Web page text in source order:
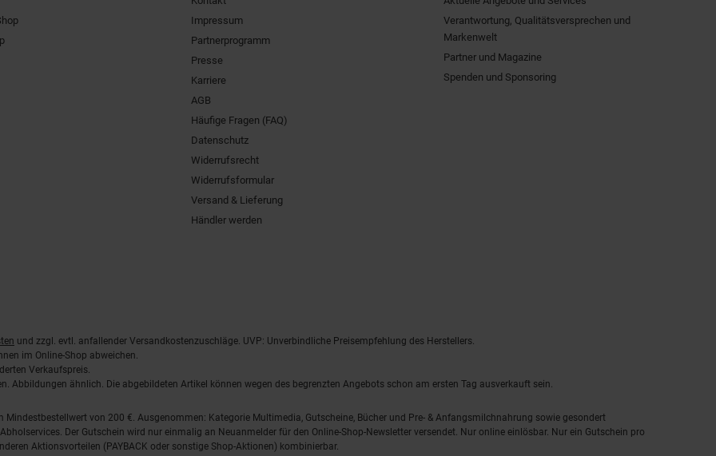
Impressum
Partnerprogramm
Presse
Karriere
AGB
Häufige Fragen (FAQ)
Datenschutz
Widerrufsrecht
Widerrufsformular
Versand & Lieferung
Händler werden
Verantwortung, Qualitätsversprechen und
Markenwelt
Partner und Magazine
Spenden und Sponsoring
und zzgl. evtl. anfallender Versandkostenzuschläge. UVP: Unverbindliche Preisempfehlung des Herstellers.
im Online-Shop abweichen.
Verkaufspreis.
Abbildungen ähnlich. Die abgebildeten Artikel können wegen des begrenzten Angebots schon am ersten Tag ausverkauft sein.
von 200 €. Ausgenommen: Kategorie Multimedia, Gutscheine, Bücher und Pre- & Anfangsmilchnahrung sowie gesondert
Der Gutschein wird nur einmalig an Neuanmelder für den Online-Shop-Newsletter versendet. Nur online einlösbar. Nur ein Gutschein pro
Aktionsvorteilen (PAYBACK oder sonstige Shop-Aktionen) kombinierbar.